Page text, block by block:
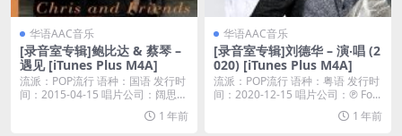
华语AAC音乐
[录音室专辑]鲍比达 & 蔡琴 –
遇见 [iTunes Plus M4A]
流派：POP流行 语种：国语 发行时
间：2015-04-15 唱片公司：阔思音
1 年前
华语AAC音乐
[录音室专辑]刘德华 – 演‧唱 (2
020) [iTunes Plus M4A]
流派：POP流行 语种：粤语 发行时
间：2020-12-15 唱片公司：℗ Fo...
1 年前